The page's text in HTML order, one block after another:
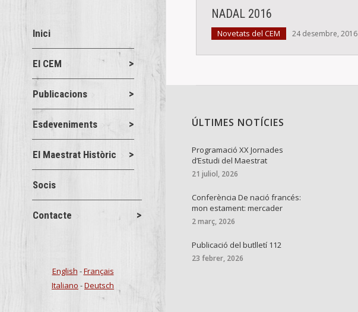
Inici
El CEM
Publicacions
Esdeveniments
El Maestrat Històric
Socis
Contacte
English -Français
Italiano -Deutsch
NADAL 2016
Novetats del CEM 24 desembre, 2016
ÚLTIMES NOTÍCIES
Programació XX Jornades
d’Estudi del Maestrat
21 juliol, 2026
Conferència De nació francés:
mon estament: mercader
2 març, 2026
Publicació del butlletí 112
23 febrer, 2026